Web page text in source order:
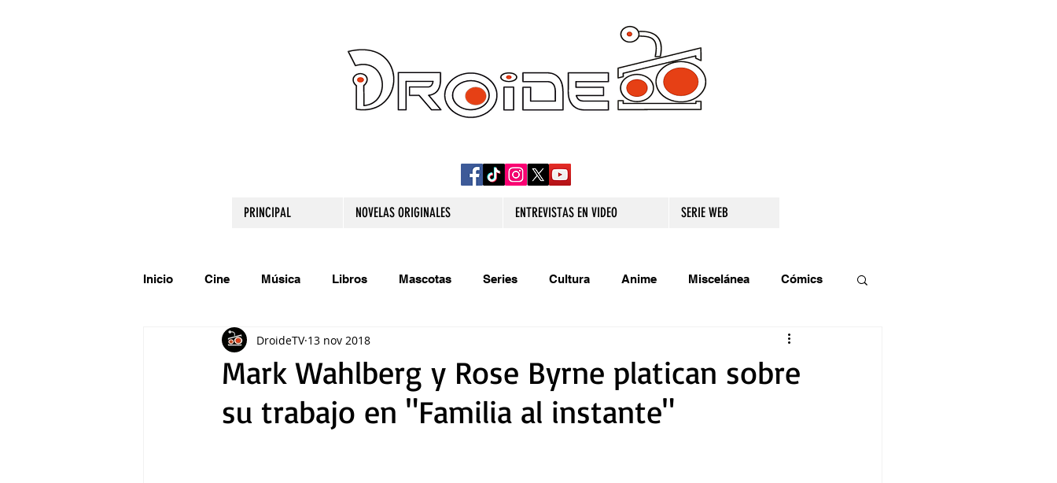
PRINCIPAL NOVELAS ORIGINALES ENTREVISTAS EN VIDEO SERIE WEB
Inicio Cine Música Libros Mascotas Series Cultura Anime Miscelánea Cómics
Comparte tu talento Relatos originales
Gastronomía Tecnología
Mark Wahlberg y Rose Byrne platican sobre
su trabajo en "Familia al instante"
DroideTV 13 nov 2018